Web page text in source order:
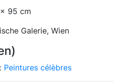
95 cm
Galerie, Wien
: Peintures célèbres